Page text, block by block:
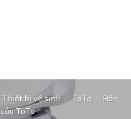
Thiết bị vệ sinh / ToTo / Bồn
cầu ToTo